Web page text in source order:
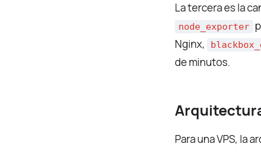
La tercera es la
node_exporter
Nginx,
de minutos.
Para una VPS, la